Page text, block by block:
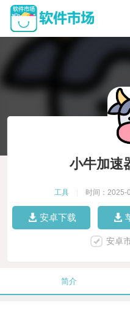
小牛加速
工具 时间：2025-
安卓下载
安卓
简介